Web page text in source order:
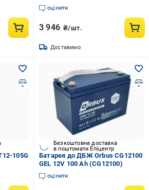
оцінити
3 946 ₴/шт.
Доставимо
105G
Безкоштовна доставка
в поштомати Епіцентр
Батарея до ДБЖ Orbus CG12100
GEL 12V 100 Ah (CG12100)
оцінити